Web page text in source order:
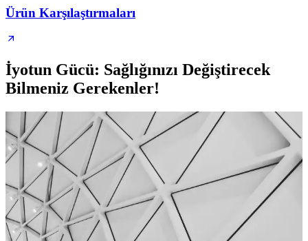
Ürün Karşılaştırmaları
İyotun Gücü: Sağlığınızı Değiştirecek
Bilmeniz Gerekenler!